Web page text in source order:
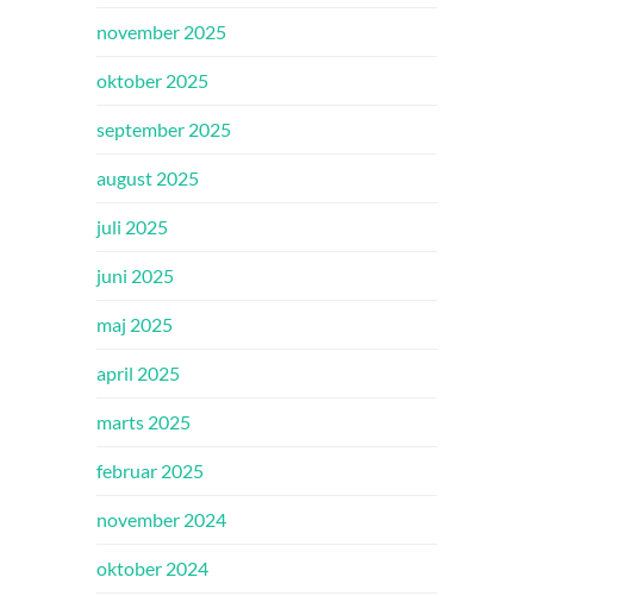
november 2025
oktober 2025
september 2025
august 2025
juli 2025
juni 2025
maj 2025
april 2025
marts 2025
februar 2025
november 2024
oktober 2024